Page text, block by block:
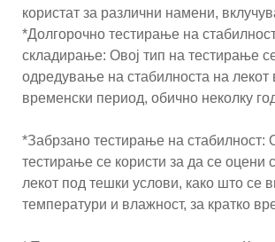
користат за различни намени,
*Долгорочно тестирање на
складирање: Овој тип на тестирање
одредување на стабилноста на лекот
временски период, обично неколку
*Забрзано тестирање на стабилност:
тестирање се користи за да се оцени
лекот под тешки услови, како што се
температури и влажност, за кратко